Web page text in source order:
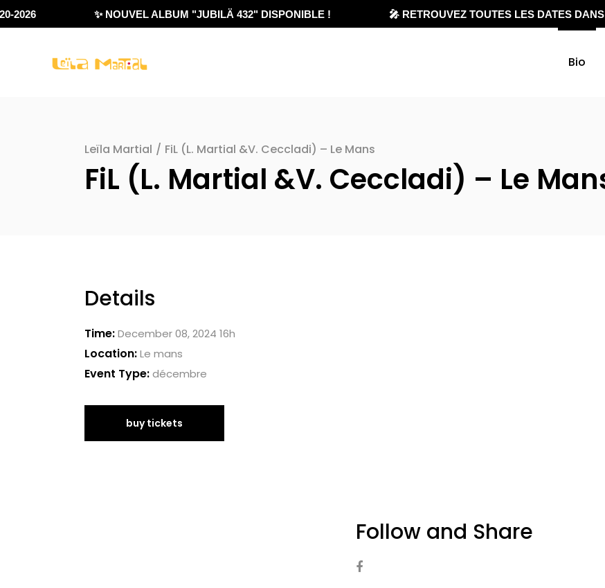
2026 ✨ NOUVEL ALBUM "JUBILÄ 432" DISPONIBLE ! 🎤 RETROUVEZ TOUTES LES DATES DANS
Bio
Leïla Martial / FiL (L. Martial &V. Ceccladi) – Le Mans
FiL (L. Martial &V. Ceccladi) – Le
Details
Time:December 08, 2024 16h
Location:Le mans
Event Type:décembre
buy tickets
Follow and Share